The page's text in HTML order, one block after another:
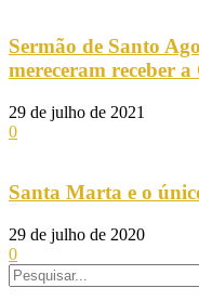
Sermão de Santo
mereceram receber
29 de julho de 2021
0
Santa Marta e o
29 de julho de 2020
0